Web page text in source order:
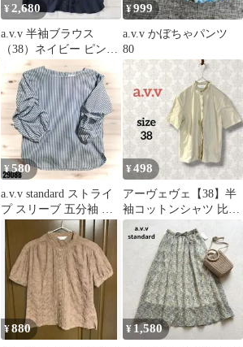
¥2,680
a.v.v 半袖ブラウス
（38）ネイビー ピンタ
ック フレア袖 春夏 き
れいめ
¥999
a.v.v かぼちゃパンツ
80
¥580
a.v.v standard ストライ
プ スリーブ 五分袖 ト
ップス 2908
¥498
アーヴェヴェ【38】半
袖コットンシャツ 比翼
ボタン フリルデザイン
ベージュ
¥880 ¥1,580